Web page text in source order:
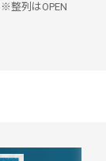
整列はOPEN